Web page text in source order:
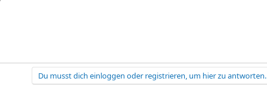
Du musst dich einloggen oder registrieren, um hier zu antworten.